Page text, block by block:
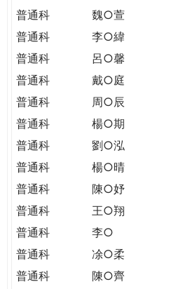
普通科
魏○萱
普通科
李○緯
普通科
呂○馨
普通科
戴○庭
普通科
周○辰
普通科
楊○期
普通科
劉○泓
普通科
楊○晴
普通科
陳○妤
普通科
王○翔
普通科
李○
普通科
凃○柔
普通科
陳○齊